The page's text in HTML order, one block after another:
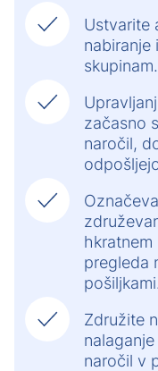
Ustvarite
nabiranje
skupinam.
začasno
naročil,
pregleda
pošiljkami.
Združite
naročil v